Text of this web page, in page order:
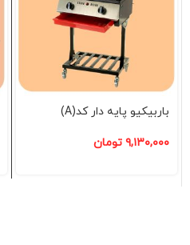
باربیکیو پایه دار کد(A)
۹,۱۳۰,۰۰۰ تومان